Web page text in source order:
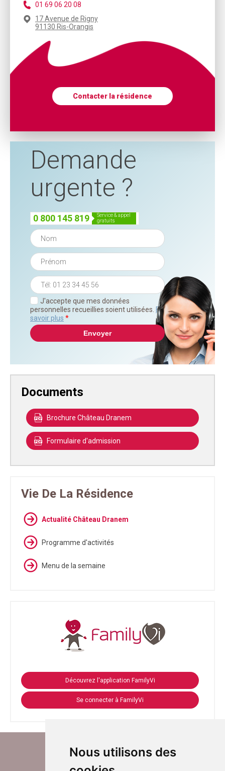
Nous utilisons des
01 69 06 20 08
17 Avenue de Rigny
91130 Ris-Orangis
Contacter la résidence
Demande
urgente ?
0 800 145 819
service & appel
gratuits
J'accepte que mes données
personnelles recueillies soient utilisées. En
savoir plus *
Documents
Brochure Château Dranem
Formulaire d'admission
Vie De La Résidence
Actualité Château Dranem
Programme d'activités
Menu de la semaine
Découvrez l'application FamilyVi
Se connecter à FamilyVi